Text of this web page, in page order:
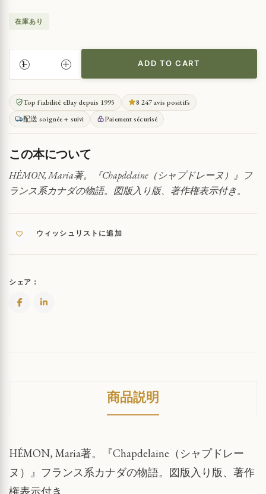
在庫あり
ラ
ン
ス
系
カ
ダ
人
生
開
地
ADD TO CART
Top fiabilité eBay depuis 1995
8 247 avis positifs
配送 soignée + suivi
Paiement sécurisé
この本について
HÉMON, Maria著。『Chapdelaine（シャプドレーヌ）』フ
ランス系カナダの物語。図版入り版、著作権表示付き。
ウィッシュリストに追加
シェア：
商品説明
HÉMON, Maria著。『Chapdelaine（シャプドレー
ヌ）』フランス系カナダの物語。図版入り版、著作
権表示付き。